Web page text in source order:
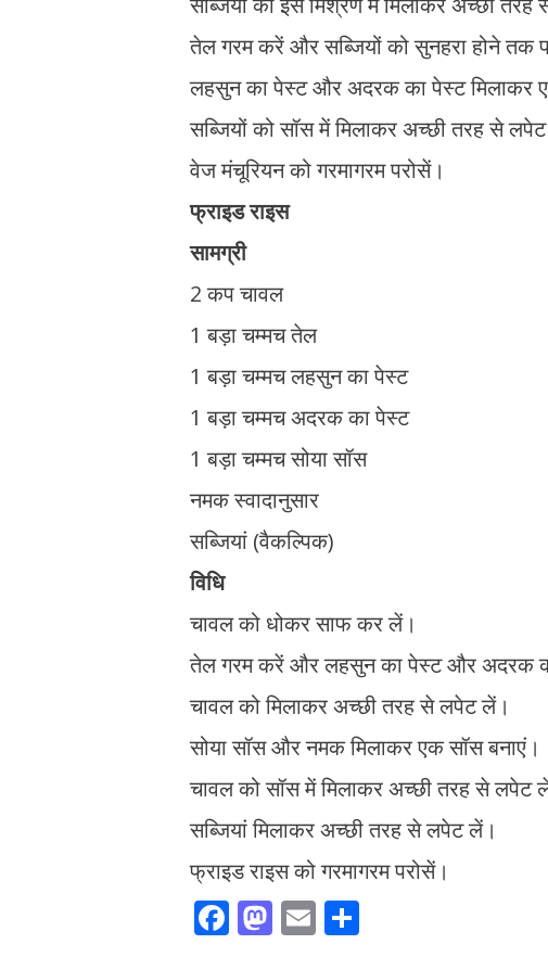
तेल गरम करें और सब्जियों को सुनहरा होने तक
लहसुन का पेस्ट और अदरक का पेस्ट मिलाकर
सब्जियों को सॉस में मिलाकर अच्छी तरह से
वेज मंचूरियन को गरमागरम परोसें।
फ्राइड राइस
सामग्री
2 कप चावल
1 बड़ा चम्मच तेल
1 बड़ा चम्मच लहसुन का पेस्ट
1 बड़ा चम्मच अदरक का पेस्ट
1 बड़ा चम्मच सोया सॉस
नमक स्वादानुसार
सब्जियां (वैकल्पिक)
विधि
चावल को धोकर साफ कर लें।
तेल गरम करें और लहसुन का पेस्ट और अदरक
चावल को मिलाकर अच्छी तरह से लपेट लें।
सोया सॉस और नमक मिलाकर एक सॉस बनाएं।
चावल को सॉस में मिलाकर अच्छी तरह से लपेट
सब्जियां मिलाकर अच्छी तरह से लपेट लें।
फ्राइड राइस को गरमागरम परोसें।
F M E S